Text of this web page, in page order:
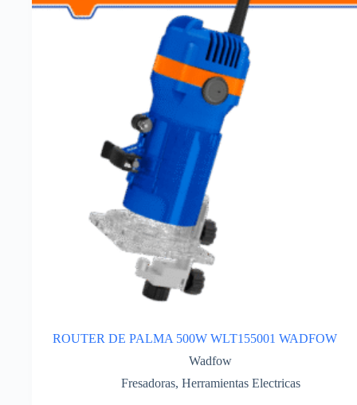
ROUTER DE PALMA 500W WLT155001 WADFOW
Wadfow
Fresadoras, Herramientas Electricas